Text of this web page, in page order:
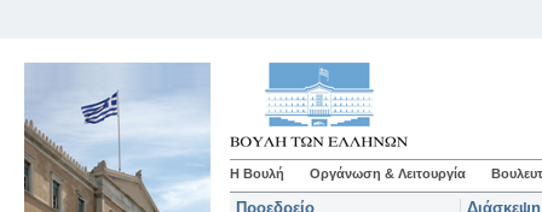
Η Βουλή Οργάνωση & Λειτουργία
Προεδρείο